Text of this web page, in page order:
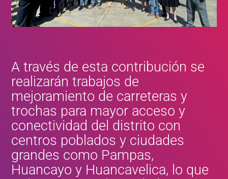
A través de esta contribución se
realizarán trabajos de
mejoramiento de carreteras y
trochas para mayor acceso y
conectividad del distrito con
centros poblados y ciudades
grandes como Pampas,
Huancayo y Huancavelica, lo que